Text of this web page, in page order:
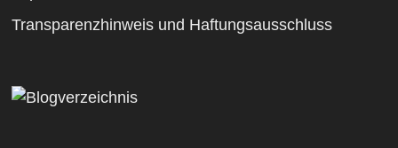
Transparenzhinweis und Haftungsausschluss